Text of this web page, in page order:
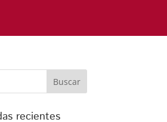
recientes